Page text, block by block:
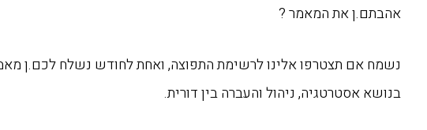
אהבתם.ן את המאמר ?
נשמח אם תצטרפו אלינו לרשימת התפוצה, ואחת לחודש נשלח לכם.ן
בנושא אסטרטגיה, ניהול והעברה בין דורית.